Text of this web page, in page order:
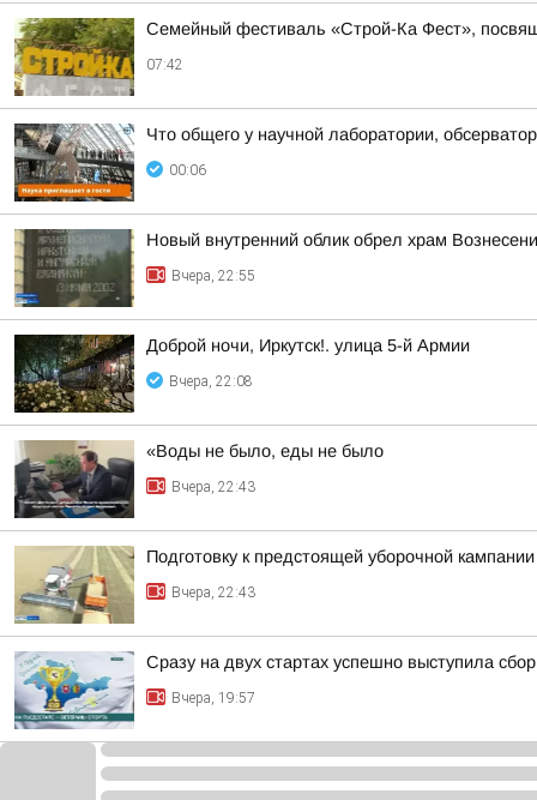
Семейный фестиваль «Строй-Ка Фест»,
07:42
Что общего у научной лаборатории,
00:06
Новый внутренний облик обрел храм
Вчера, 22:55
Доброй ночи, Иркутск!. улица 5-й Армии
Вчера, 22:08
«Воды не было, еды не было
Вчера, 22:43
Подготовку к предстоящей уборочной
Вчера, 22:43
Сразу на двух стартах успешно выступила
Вчера, 19:57